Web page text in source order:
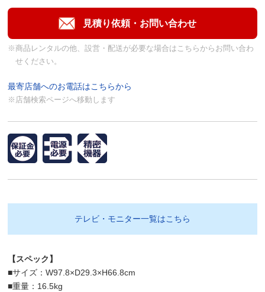
※商品レンタルの他、設営・配送が必要な場合はこちらからお問い合わ
せください。
最寄店舗へのお電話はこちらから
※店舗検索ページへ移動します
テレビ・モニター一覧はこちら
【スペック】
■サイズ：W97.8×D29.3×H66.8cm
■重量：16.5kg